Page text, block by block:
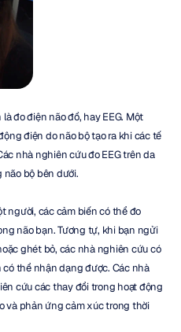
đo điện não đồ, hay EEG. Một
điện do não bộ tạo ra khi các tế
nhà nghiên cứu đo EEG trên da
bộ bên dưới.
người, các cảm biến có thể đo
não bạn. Tương tự, khi bạn ngửi
ghét bỏ, các nhà nghiên cứu có
thể nhận dạng được. Các nhà
cứu các thay đổi trong hoạt động
và phản ứng cảm xúc trong thời